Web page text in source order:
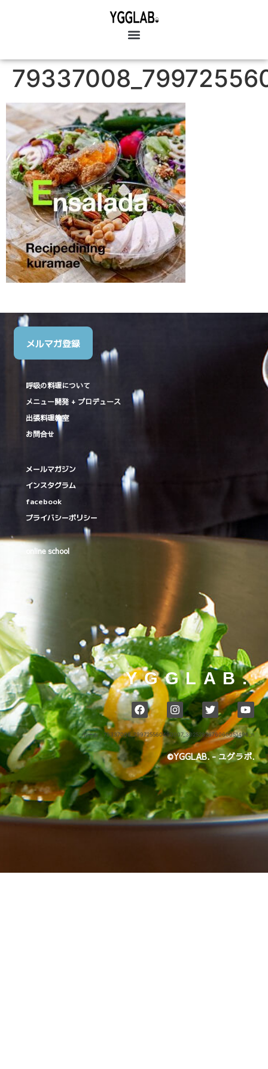
メルマガ登録
呼吸の料理について
メニュー開発 + プロデュース
出張料理教室
お問合せ
メールマガジン
インスタグラム
facebook
プライバシーポリシー
online school
YGGLAB.
ホーム ›79337008_799725560490007_3025282676060051496_n
©YGGLAB. - ユグラボ.